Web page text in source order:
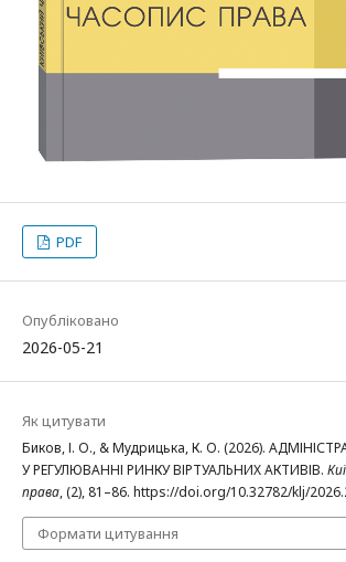
PDF
Опубліковано
2026-05-21
Як цитувати
Биков, І. О., & Мудрицька, К. О. (2026).
У РЕГУЛЮВАННІ РИНКУ ВІРТУАЛЬНИХ АКТИВІВ.
права, (2), 81–86. https://doi.org/10.32782/klj/
Формати цитування